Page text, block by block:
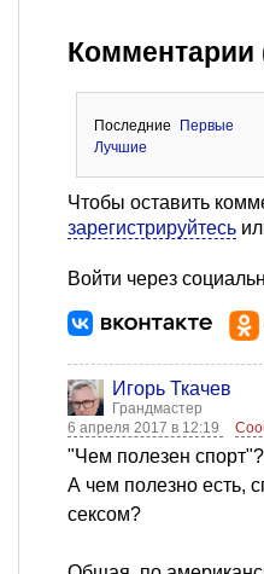
Комментарии
Последние
Первые
Лучшие
Чтобы оставить
зарегистрируйтесь
Войти через
Игорь Ткачев
Грандмастер
6 апреля 2017 в 12:19
"Чем полезен
А чем полезно есть,
сексом?